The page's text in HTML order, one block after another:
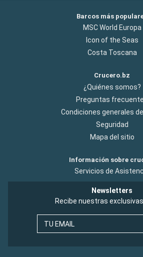
Barcos más
MSC World Europa
Icon of the Seas
Costa Toscana
Crucero.bz
¿Quiénes somos?
Preguntas
Condiciones generales
Seguridad
Mapa del sitio
Información sobre
Servicios de
Newsletters
Recibe nuestras
TU EMAIL